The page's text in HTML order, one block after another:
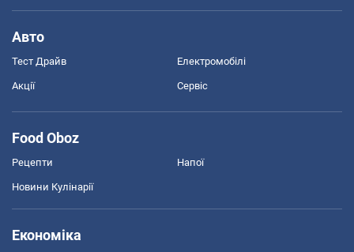
Авто
Тест Драйв Електромобілі
Акції Сервіс
Food Oboz
Рецепти Напої
Новини Кулінарії
Економіка